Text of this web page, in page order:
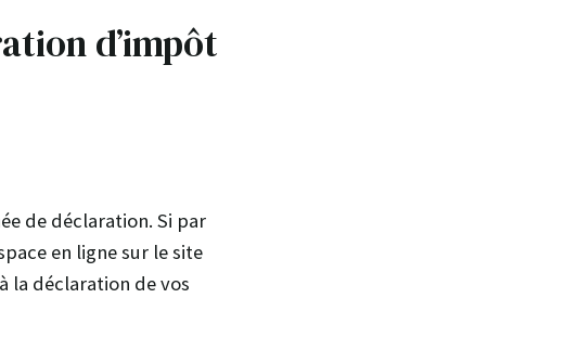
d’impôt
de déclaration. Si par
en ligne sur le site
la déclaration de vos